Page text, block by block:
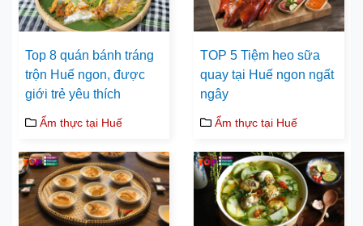
Top 8 quán bánh tráng
trộn Huế ngon, được
giới trẻ yêu thích
Ẩm thực tại Huế
TOP 5 Tiệm heo sữa
quay tại Huế ngon ngất
ngây
Ẩm thực tại Huế